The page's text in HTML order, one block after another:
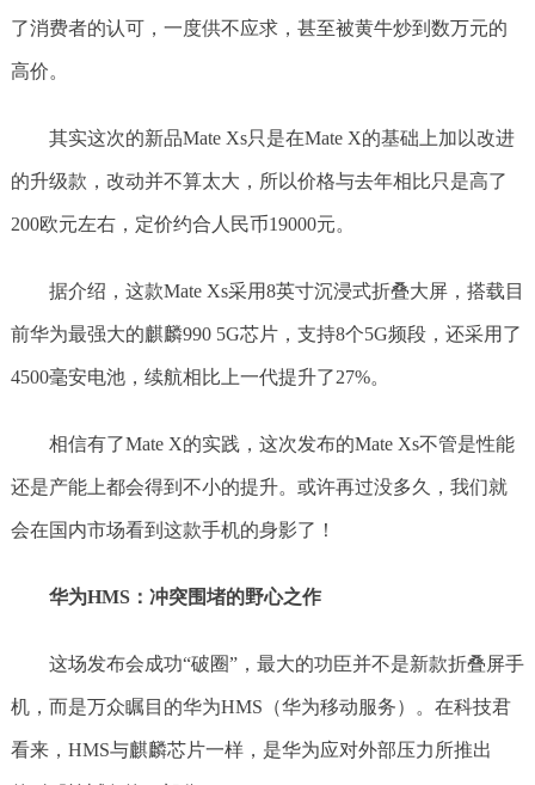
了消费者的认可，一度供不应求，甚至被黄牛炒到数万元的
高价。
其实这次的新品Mate Xs只是在Mate X的基础上加以改进
的升级款，改动并不算太大，所以价格与去年相比只是高了
200欧元左右，定价约合人民币19000元。
据介绍，这款Mate Xs采用8英寸沉浸式折叠大屏，搭载目
前华为最强大的麒麟990 5G芯片，支持8个5G频段，还采用了
4500毫安电池，续航相比上一代提升了27%。
相信有了Mate X的实践，这次发布的Mate Xs不管是性能
还是产能上都会得到不小的提升。或许再过没多久，我们就
会在国内市场看到这款手机的身影了！
华为HMS：冲突围堵的野心之作
这场发布会成功“破圈”，最大的功臣并不是新款折叠屏手
机，而是万众瞩目的华为HMS（华为移动服务）。在科技君
看来，HMS与麒麟芯片一样，是华为应对外部压力所推出